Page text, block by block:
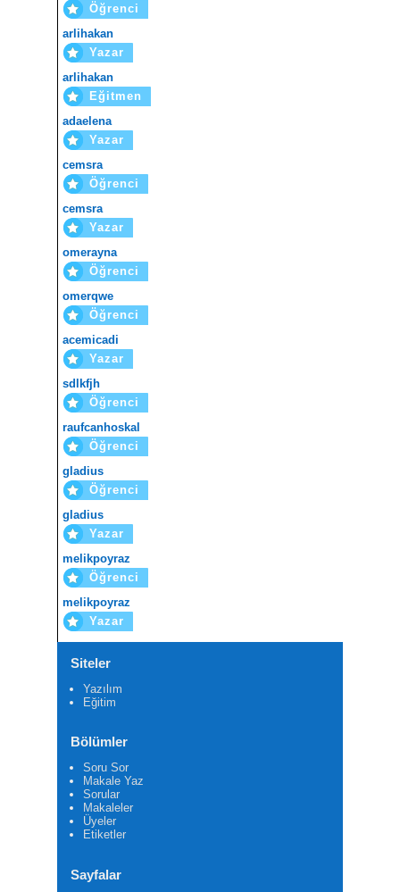
Öğrenci
arlihakan
Yazar
arlihakan
Eğitmen
adaelena
Yazar
cemsra
Öğrenci
cemsra
Yazar
omerayna
Öğrenci
omerqwe
Öğrenci
acemicadi
Yazar
sdlkfjh
Öğrenci
raufcanhoskal
Öğrenci
gladius
Öğrenci
gladius
Yazar
melikpoyraz
Öğrenci
melikpoyraz
Yazar
Siteler
Yazılım
Eğitim
Bölümler
Soru Sor
Makale Yaz
Sorular
Makaleler
Üyeler
Etiketler
Sayfalar